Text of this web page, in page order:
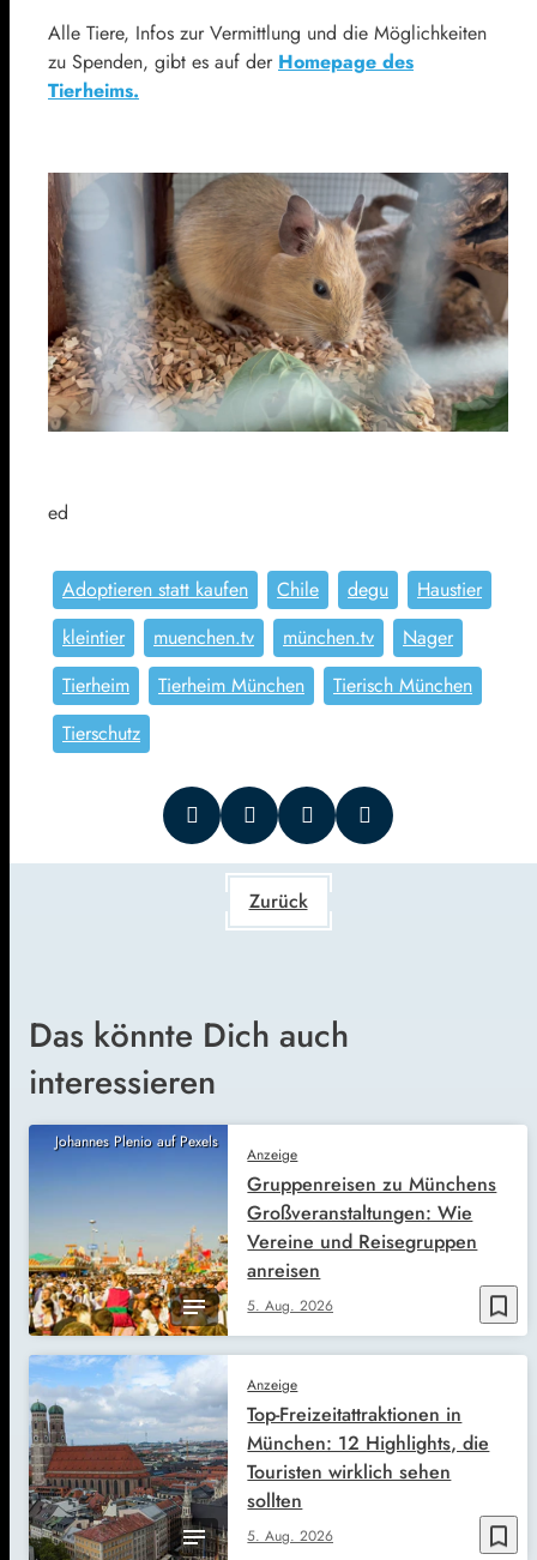
Alle Tiere, Infos zur Vermittlung und die Möglichkeiten
zu Spenden, gibt es auf der Homepage des
Tierheims.
ed
Adoptieren statt kaufen Chile degu
Haustier
kleintier
muenchen.tv münchen.tv
Nager
Tierheim
Tierheim München
Tierisch München
Tierschutz
Zurück
Das könnte Dich auch
interessieren
Johannes Plenio auf Pexels
bookmark_border
Anzeige
5. Aug. 2026
Gruppenreisen zu Münchens
Großveranstaltungen: Wie
Vereine und Reisegruppen
anreisen
bookmark_border
Anzeige
5. Aug. 2026
Top-Freizeitattraktionen in
München: 12 Highlights, die
Touristen wirklich sehen
sollten